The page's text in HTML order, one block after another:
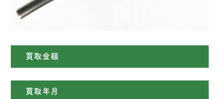
買取金額
買取年月